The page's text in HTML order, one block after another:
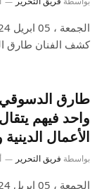
كشف الفنان طارق
واحد فيهم
الأعمال الدينية
بواسطة فريق التحرير